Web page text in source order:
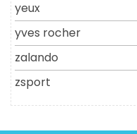
yeux
yves rocher
zalando
zsport